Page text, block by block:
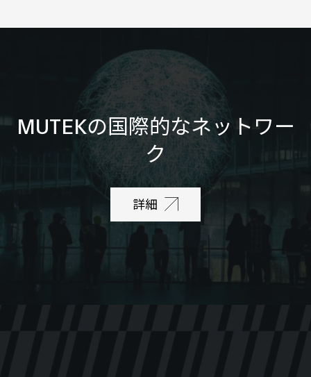
MUTEKの国際的なネットワー
ク
詳細